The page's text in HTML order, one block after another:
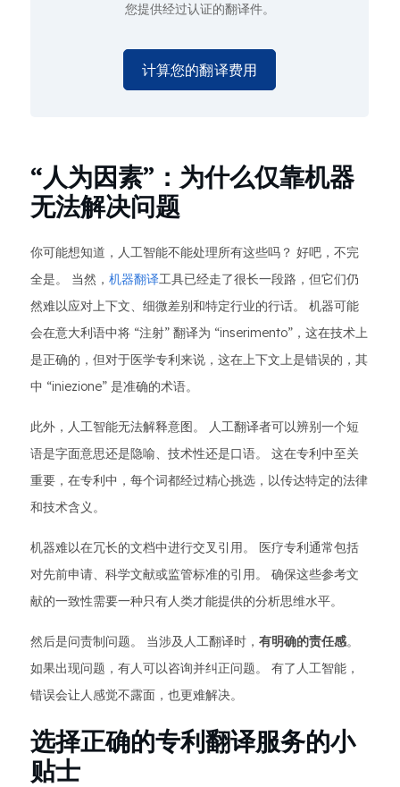
您提供经过认证的翻译件。
计算您的翻译费用
“人为因素”：为什么仅靠机器
无法解决问题
你可能想知道，人工智能不能处理所有这些吗？ 好吧，不完
全是。 当然， 机器翻译工具已经走了很长一段路，但它们仍
然难以应对上下文、细微差别和特定行业的行话。 机器可能
会在意大利语中将 “注射” 翻译为 “inserimento”，这在技术上
是正确的，但对于医学专利来说，这在上下文上是错误的，其
中 “iniezione” 是准确的术语。
此外，人工智能无法解释意图。 人工翻译者可以辨别一个短
语是字面意思还是隐喻、技术性还是口语。 这在专利中至关
重要，在专利中，每个词都经过精心挑选，以传达特定的法律
和技术含义。
机器难以在冗长的文档中进行交叉引用。 医疗专利通常包括
对先前申请、科学文献或监管标准的引用。 确保这些参考文
献的一致性需要一种只有人类才能提供的分析思维水平。
然后是问责制问题。 当涉及人工翻译时， 有明确的责任感。
如果出现问题，有人可以咨询并纠正问题。 有了人工智能，
错误会让人感觉不露面，也更难解决。
选择正确的专利翻译服务的小
贴士